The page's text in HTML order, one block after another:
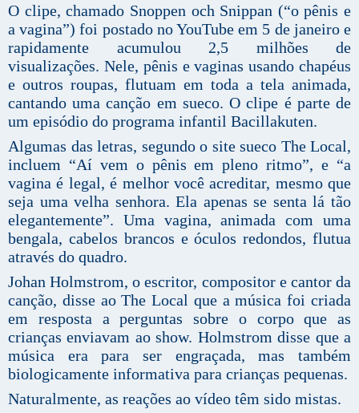
O clipe, chamado Snoppen och Snippan (“o pênis e
a vagina”) foi postado no YouTube em 5 de janeiro e
rapidamente acumulou 2,5 milhões de
visualizações. Nele, pênis e vaginas usando chapéus
e outros roupas, flutuam em toda a tela animada,
cantando uma canção em sueco. O clipe é parte de
um episódio do programa infantil Bacillakuten.
Algumas das letras, segundo o site sueco The Local,
incluem “Aí vem o pênis em pleno ritmo”, e “a
vagina é legal, é melhor você acreditar, mesmo que
seja uma velha senhora. Ela apenas se senta lá tão
elegantemente”. Uma vagina, animada com uma
bengala, cabelos brancos e óculos redondos, flutua
através do quadro.
Johan Holmstrom, o escritor, compositor e cantor da
canção, disse ao The Local que a música foi criada
em resposta a perguntas sobre o corpo que as
crianças enviavam ao show. Holmstrom disse que a
música era para ser engraçada, mas também
biologicamente informativa para crianças pequenas.
Naturalmente, as reações ao vídeo têm sido mistas.